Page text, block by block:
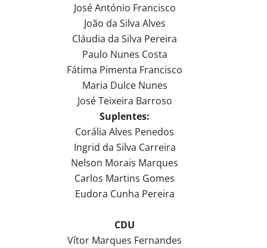
José António Francisco
João da Silva Alves
Cláudia da Silva Pereira
Paulo Nunes Costa
Fátima Pimenta Francisco
Maria Dulce Nunes
José Teixeira Barroso
Suplentes:
Corália Alves Penedos
Ingrid da Silva Carreira
Nelson Morais Marques
Carlos Martins Gomes
Eudora Cunha Pereira
CDU
Vítor Marques Fernandes